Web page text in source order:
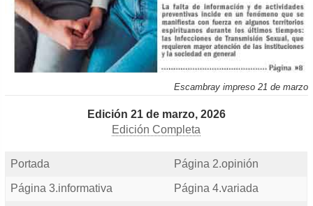
Escambray impreso 21 de marzo
Edición 21 de marzo, 2026
Edición Completa
Portada Página 2.opinión
Página 3.informativa Página 4.variada